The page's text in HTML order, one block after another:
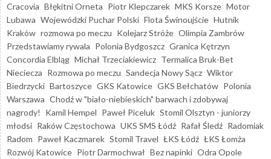
Cracovia Błękitni Orneta Piotr Klepczarek MKS Korsze Motor
Lubawa Wojewódzki Puchar Polski Flota Świnoujście Hutnik
Kraków rozmowa po meczu Kolejarz Stróże Olimpia Zambrów
Przedstawiamy rywala Polonia Bydgoszcz Granica Kętrzyn
Concordia Elbląg Michał Trzeciakiewicz Termalica Bruk-Bet
Nieciecza Rozmowa po meczu Sandecja Nowy Sącz Wiktor
Biedrzycki Bartoszyce GKS Katowice GKS Bełchatów Polonia
Warszawa Chodź w "biało-niebieskich" barwach i zdobywaj
nagrody!
Kamil Hempel Paweł Piceluk Stomil Olsztyn - juniorzy
młodsi Raków Częstochowa UKS SMS Łódź Rafał Śledź Radomiak
Radom Paweł Kaczmarek Stomil Travel ŁKS Łódź ŁKS Łomża
Rozwój Katowice Piotr Darmochwał Bez napinki Odra Opole